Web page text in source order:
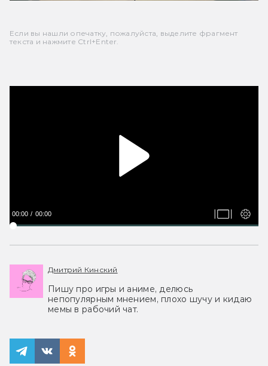
Если вы нашли опечатку, пожалуйста, выделите фрагмент
текста и нажмите Ctrl+Enter.
00:00 00:00
Дмитрий Кинский
Пишу про игры и аниме, делюсь
непопулярным мнением, плохо шучу и кидаю
мемы в рабочий чат.